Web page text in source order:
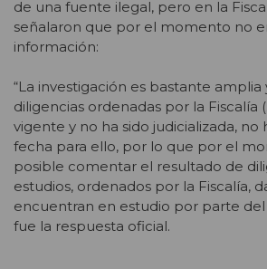
de una fuente ilegal, pero en la
señalaron que por el momento no
información:
“La investigación es bastante amplia
diligencias ordenadas por la Fiscalía
vigente y no ha sido judicializada, no
fecha para ello, por lo que por el
posible comentar el resultado de
estudios, ordenados por la Fiscalía,
encuentran en estudio por parte del
fue la respuesta oficial.